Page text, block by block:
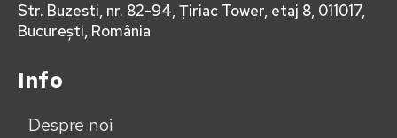
Str. Buzesti, nr. 82-94, Țiriac Tower, etaj 8, 011017,
București, România
Info
Despre noi